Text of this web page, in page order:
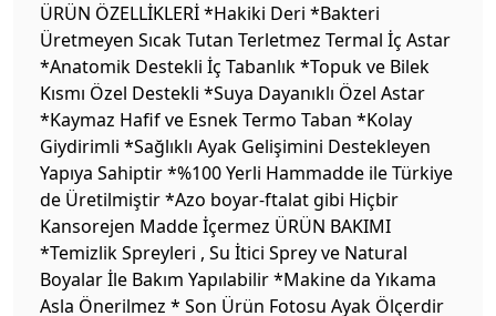
ÜRÜN ÖZELLİKLERİ *Hakiki Deri *Bakteri
Üretmeyen Sıcak Tutan Terletmez Termal İç Astar
*Anatomik Destekli İç Tabanlık *Topuk ve Bilek
Kısmı Özel Destekli *Suya Dayanıklı Özel Astar
*Kaymaz Hafif ve Esnek Termo Taban *Kolay
Giydirimli *Sağlıklı Ayak Gelişimini Destekleyen
Yapıya Sahiptir *%100 Yerli Hammadde ile Türkiye
de Üretilmiştir *Azo boyar-ftalat gibi Hiçbir
Kansorejen Madde İçermez ÜRÜN BAKIMI
*Temizlik Spreyleri , Su İtici Sprey ve Natural
Boyalar İle Bakım Yapılabilir *Makine da Yıkama
Asla Önerilmez * Son Ürün Fotosu Ayak Ölçerdir